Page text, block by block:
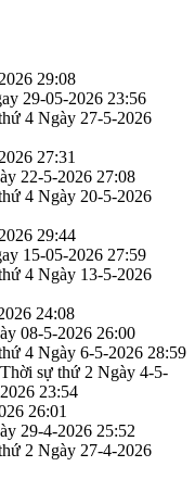
29:08
29-05-2026 23:56
4 Ngày 27-5-2026
27:31
22-5-2026 27:08
4 Ngày 20-5-2026
29:44
15-05-2026 27:59
4 Ngày 13-5-2026
24:08
08-5-2026 26:00
4 Ngày 6-5-2026 28:59
Thời sự thứ 2 Ngày 4-5-
2026 23:54
26:01
29-4-2026 25:52
2 Ngày 27-4-2026